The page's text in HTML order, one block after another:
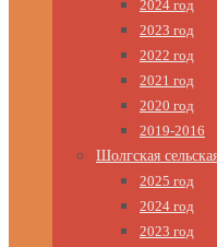
2024 год
2023 год
2022 год
2021 год
2020 год
2019-2016
Шолгская
2025 год
2024 год
2023 год